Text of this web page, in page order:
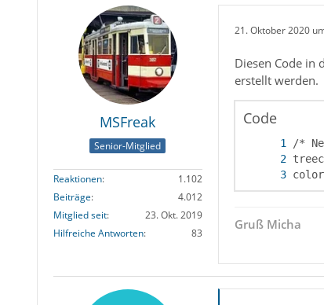
MSFreak
Senior-Mitglied
Reaktionen
1.102
Beiträge
4.012
Mitglied seit
23. Okt. 2019
Hilfreiche Antworten
83
21. Oktober 2020
Diesen Code in
erstellt werden.
Code
Gruß Micha